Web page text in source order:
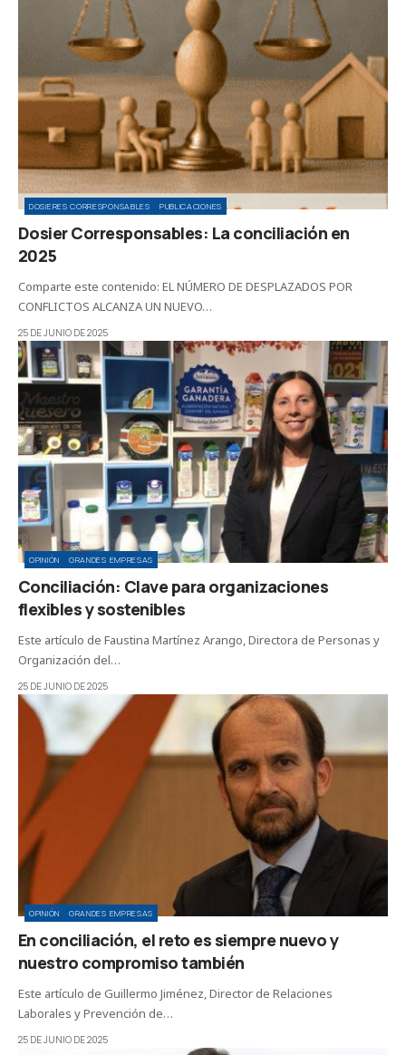
DOSIERES CORRESPONSABLES PUBLICACIONES
Dosier Corresponsables: La conciliación en
2025
Comparte este contenido: EL NÚMERO DE DESPLAZADOS POR
CONFLICTOS ALCANZA UN NUEVO…
25 DE JUNIO DE 2025
OPINIÓN GRANDES EMPRESAS
Conciliación: Clave para organizaciones
flexibles y sostenibles
Este artículo de Faustina Martínez Arango, Directora de Personas y
Organización del…
25 DE JUNIO DE 2025
OPINIÓN GRANDES EMPRESAS
En conciliación, el reto es siempre nuevo y
nuestro compromiso también
Este artículo de Guillermo Jiménez, Director de Relaciones
Laborales y Prevención de…
25 DE JUNIO DE 2025